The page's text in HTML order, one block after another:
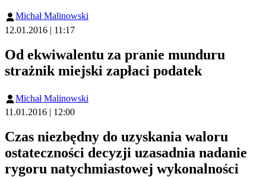
Michał Malinowski
12.01.2016 | 11:17
Od ekwiwalentu za pranie munduru
strażnik miejski zapłaci podatek
Michał Malinowski
11.01.2016 | 12:00
Czas niezbędny do uzyskania waloru
ostateczności decyzji uzasadnia nadanie
rygoru natychmiastowej wykonalności